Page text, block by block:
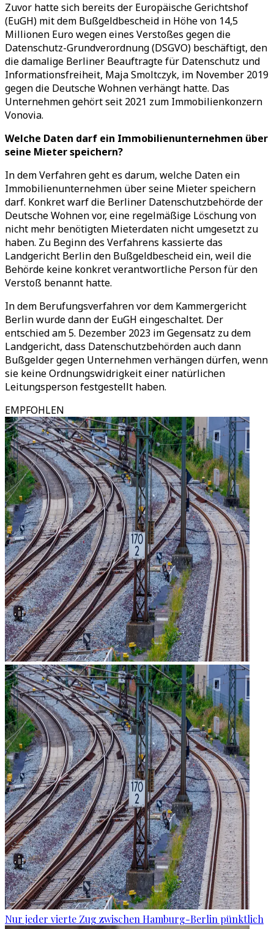
Zuvor hatte sich bereits der Europäische Gerichtshof
(EuGH) mit dem Bußgeldbescheid in Höhe von 14,5
Millionen Euro wegen eines Verstoßes gegen die
Datenschutz-Grundverordnung (DSGVO) beschäftigt, den
die damalige Berliner Beauftragte für Datenschutz und
Informationsfreiheit, Maja Smoltczyk, im November 2019
gegen die Deutsche Wohnen verhängt hatte. Das
Unternehmen gehört seit 2021 zum Immobilienkonzern
Vonovia.
Welche Daten darf ein Immobilienunternehmen über
seine Mieter speichern?
In dem Verfahren geht es darum, welche Daten ein
Immobilienunternehmen über seine Mieter speichern
darf. Konkret warf die Berliner Datenschutzbehörde der
Deutsche Wohnen vor, eine regelmäßige Löschung von
nicht mehr benötigten Mieterdaten nicht umgesetzt zu
haben. Zu Beginn des Verfahrens kassierte das
Landgericht Berlin den Bußgeldbescheid ein, weil die
Behörde keine konkret verantwortliche Person für den
Verstoß benannt hatte.
In dem Berufungsverfahren vor dem Kammergericht
Berlin wurde dann der EuGH eingeschaltet. Der
entschied am 5. Dezember 2023 im Gegensatz zu dem
Landgericht, dass Datenschutzbehörden auch dann
Bußgelder gegen Unternehmen verhängen dürfen, wenn
sie keine Ordnungswidrigkeit einer natürlichen
Leitungsperson festgestellt haben.
EMPFOHLEN
Nur jeder vierte Zug zwischen Hamburg-Berlin pünktlich